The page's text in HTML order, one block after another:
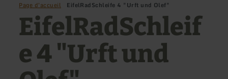
Page d'accueil EifelRadSchleife 4 "Urft und Olef"
EifelRadSchleif
e 4 "Urft und